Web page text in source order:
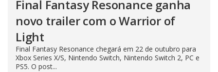
Final Fantasy Resonance ganha
novo trailer com o Warrior of
Light
Final Fantasy Resonance chegará em 22 de outubro para
Xbox Series X/S, Nintendo Switch, Nintendo Switch 2, PC e
PS5. O post...